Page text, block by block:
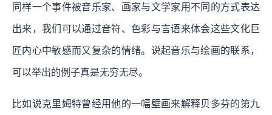
同样一个事件被音乐家、画家与文学家用不同的方式表达
出来，我们可以通过音符、色彩与言语来体会这些文化巨
匠内心中敏感而又复杂的情绪。说起音乐与绘画的联系，
可以举出的例子真是无穷无尽。
比如说克里姆特曾经用他的一幅壁画来解释贝多芬的第九